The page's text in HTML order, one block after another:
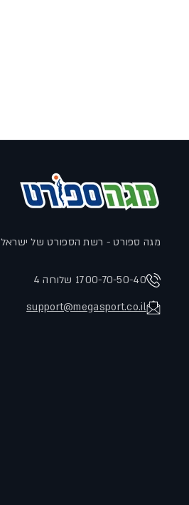
מגה ספורט - רשת הספורט של ישראל
1700-70-50-40 שלוחה 4
support@megasport.co.il